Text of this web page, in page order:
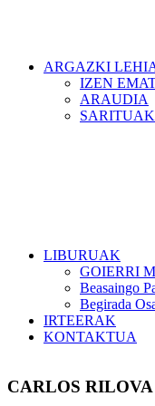
ARGAZKI
IZEN
ARAUDIA
SARITUAK
LIBURUAK
GOIERRI
Beasaingo
Begirada
IRTEERAK
KONTAKTUA
CARLOS